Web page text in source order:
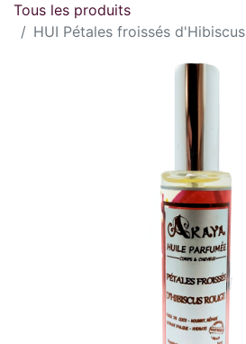
Tous les produits
HUI Pétales froissés